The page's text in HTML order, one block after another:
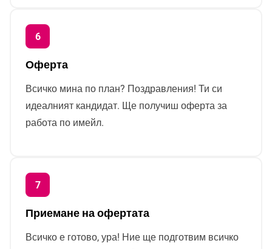
Оферта
Всичко мина по план? Поздравления! Ти си
идеалният кандидат. Ще получиш оферта за
работа по имейл.
Приемане на офертата
Всичко е готово, ура! Ние ще подготвим всичко